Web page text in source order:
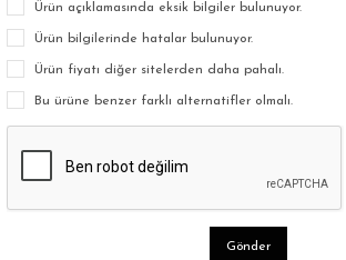
Ürün açıklamasında eksik bilgiler bulunuyor.
Ürün bilgilerinde hatalar bulunuyor.
Ürün fiyatı diğer sitelerden daha pahalı.
Bu ürüne benzer farklı alternatifler olmalı.
Gönder